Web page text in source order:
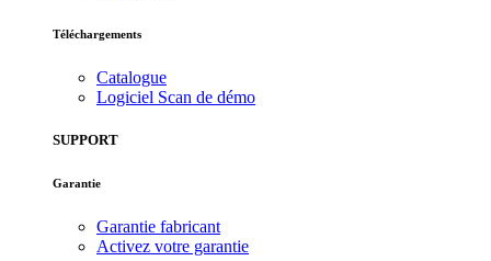
Téléchargements
Catalogue
Logiciel Scan de démo
SUPPORT
Garantie
Garantie fabricant
Activez votre garantie